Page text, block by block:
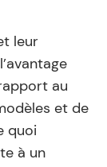
leur
au
et de
quoi
à un